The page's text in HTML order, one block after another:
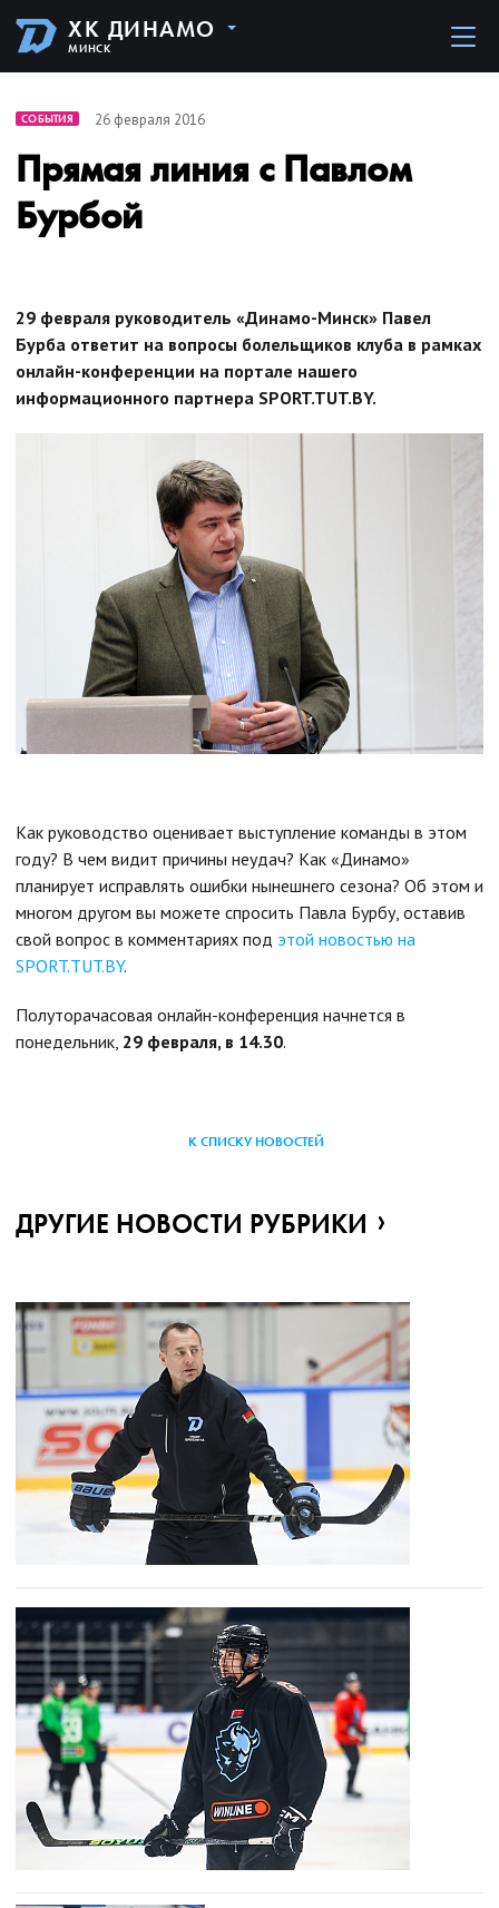
ХК ДИНАМО
МИНСК
СОБЫТИЯ 26 февраля 2016
Прямая линия с Павлом
Бурбой
29 февраля руководитель «Динамо-Минск» Павел
Бурба ответит на вопросы болельщиков клуба в рамках
онлайн-конференции на портале нашего
информационного партнера SPORT.TUT.BY.
Как руководство оценивает выступление команды в этом
году? В чем видит причины неудач? Как «Динамо»
планирует исправлять ошибки нынешнего сезона? Об этом и
многом другом вы можете спросить Павла Бурбу, оставив
свой вопрос в комментариях под этой новостью на
SPORT.TUT.BY.
Полуторачасовая онлайн-конференция начнется в
понедельник, 29 февраля, в 14.30.
К СПИСКУ НОВОСТЕЙ
ДРУГИЕ НОВОСТИ РУБРИКИ